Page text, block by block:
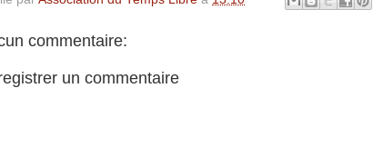
commentaire:
un commentaire